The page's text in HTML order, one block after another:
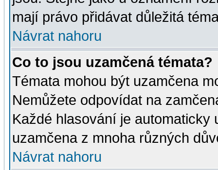
mají právo přidávat důležitá
Návrat nahoru
Co to jsou uzamčená témata?
Témata mohou být uzamčena
Nemůžete odpovídat na
Každé hlasování je automaticky
uzamčena z mnoha různých
Návrat nahoru